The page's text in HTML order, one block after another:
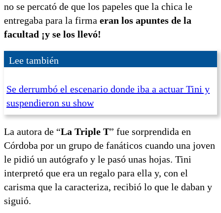
no se percató de que los papeles que la chica le
entregaba para la firma eran los apuntes de la
facultad ¡y se los llevó!
Lee también
Se derrumbó el escenario donde iba a actuar Tini y
suspendieron su show
La autora de “La Triple T” fue sorprendida en
Córdoba por un grupo de fanáticos cuando una joven
le pidió un autógrafo y le pasó unas hojas. Tini
interpretó que era un regalo para ella y, con el
carisma que la caracteriza, recibió lo que le daban y
siguió.